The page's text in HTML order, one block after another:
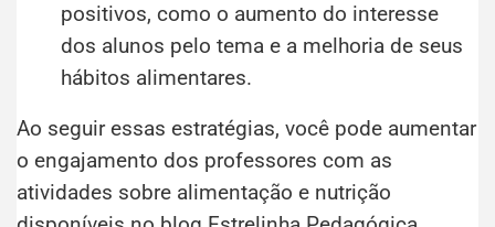
positivos, como o aumento do interesse
dos alunos pelo tema e a melhoria de seus
hábitos alimentares.
Ao seguir essas estratégias, você pode aumentar
o engajamento dos professores com as
atividades sobre alimentação e nutrição